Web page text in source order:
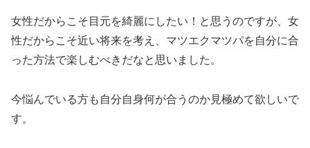
女性だからこそ目元を綺麗にしたい！と思うのですが、女
性だからこそ近い将来を考え、マツエクマツパを自分に合
った方法で楽しむべきだなと思いました。
今悩んでいる方も自分自身何が合うのか見極めて欲しいで
す。